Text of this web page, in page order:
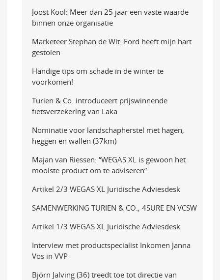
Joost Kool: Meer dan 25 jaar een vaste waarde
binnen onze organisatie
Marketeer Stephan de Wit: Ford heeft mijn hart
gestolen
Handige tips om schade in de winter te
voorkomen!
Turien & Co. introduceert prijswinnende
fietsverzekering van Laka
Nominatie voor landschapherstel met hagen,
heggen en wallen (37km)
Majan van Riessen: “WEGAS XL is gewoon het
mooiste product om te adviseren”
Artikel 2/3 WEGAS XL Juridische Adviesdesk
SAMENWERKING TURIEN & CO., 4SURE EN VCSW
Artikel 1/3 WEGAS XL Juridische Adviesdesk
Interview met productspecialist Inkomen Janna
Vos in VVP
Björn Jalving (36) treedt toe tot directie van